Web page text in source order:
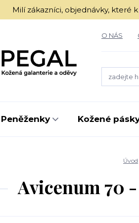
Milí zákazníci, objednávky, které
O NÁS
Peněženky Kožené
Úvod
Avicenum 70